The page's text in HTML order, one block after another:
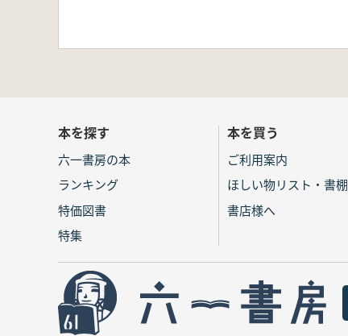
本を探す
六一書房の本
ランキング
特価図書
特集
本を買う
ご利用案内
ほしい物リスト・書棚
書店様へ